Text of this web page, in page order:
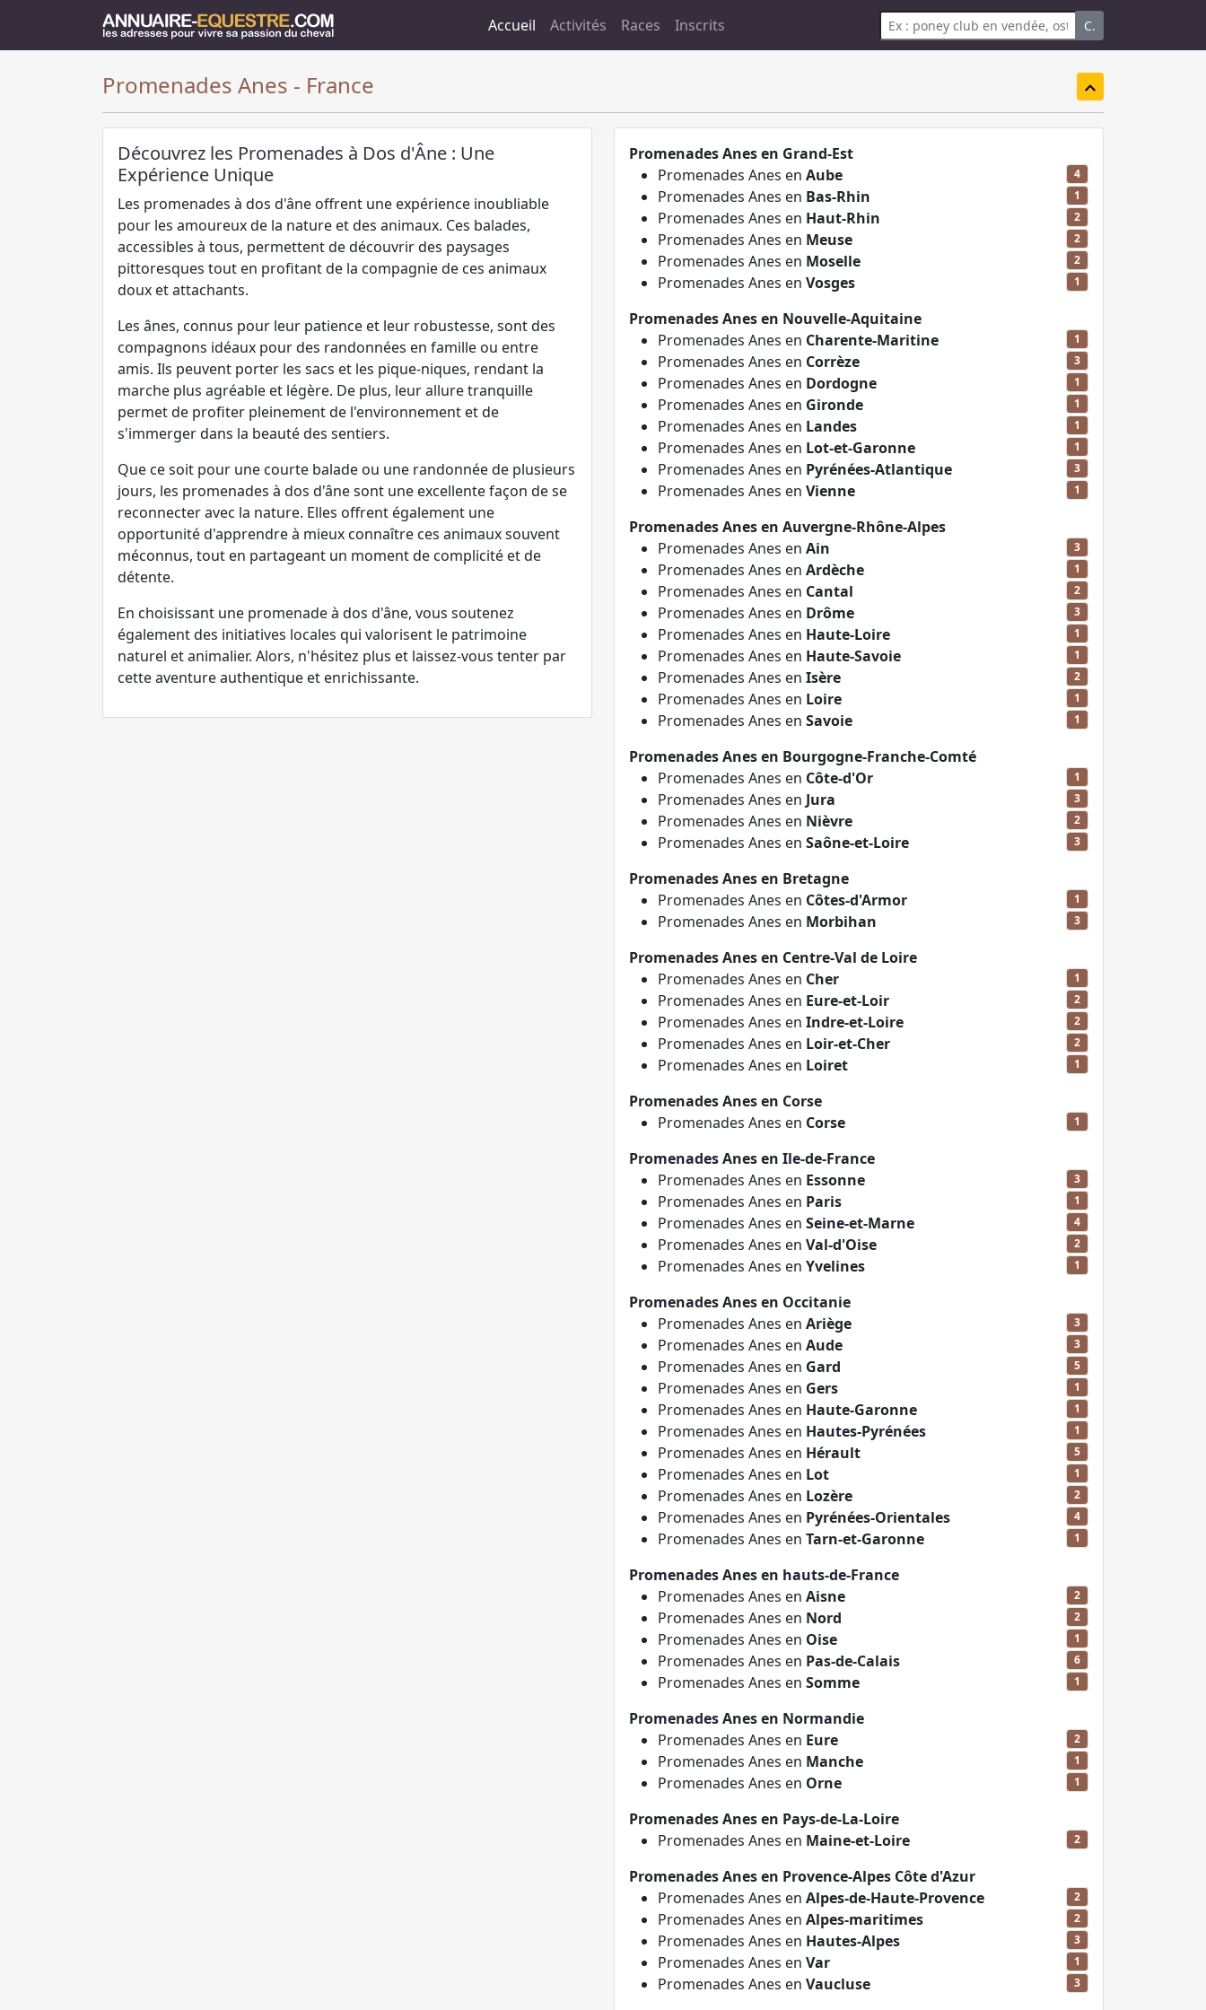
Accueil Activités Races Inscrits C.
Promenades Anes - France
Découvrez les Promenades à Dos d'Âne : Une
Expérience Unique
Les promenades à dos d'âne offrent une expérience inoubliable
pour les amoureux de la nature et des animaux. Ces balades,
accessibles à tous, permettent de découvrir des paysages
pittoresques tout en profitant de la compagnie de ces animaux
doux et attachants.
Les ânes, connus pour leur patience et leur robustesse, sont des
compagnons idéaux pour des randonnées en famille ou entre
amis. Ils peuvent porter les sacs et les pique-niques, rendant la
marche plus agréable et légère. De plus, leur allure tranquille
permet de profiter pleinement de l'environnement et de
s'immerger dans la beauté des sentiers.
Que ce soit pour une courte balade ou une randonnée de plusieurs
jours, les promenades à dos d'âne sont une excellente façon de se
reconnecter avec la nature. Elles offrent également une
opportunité d'apprendre à mieux connaître ces animaux souvent
méconnus, tout en partageant un moment de complicité et de
détente.
En choisissant une promenade à dos d'âne, vous soutenez
également des initiatives locales qui valorisent le patrimoine
naturel et animalier. Alors, n'hésitez plus et laissez-vous tenter par
cette aventure authentique et enrichissante.
Promenades Anes en Grand-Est
Promenades Anes en Aube 4
Promenades Anes en Bas-Rhin 1
Promenades Anes en Haut-Rhin 2
Promenades Anes en Meuse 2
Promenades Anes en Moselle 2
Promenades Anes en Vosges 1
Promenades Anes en Nouvelle-Aquitaine
Promenades Anes en Charente-Maritine 1
Promenades Anes en Corrèze 3
Promenades Anes en Dordogne 1
Promenades Anes en Gironde 1
Promenades Anes en Landes 1
Promenades Anes en Lot-et-Garonne 1
Promenades Anes en Pyrénées-Atlantique 3
Promenades Anes en Vienne 1
Promenades Anes en Auvergne-Rhône-Alpes
Promenades Anes en Ain 3
Promenades Anes en Ardèche 1
Promenades Anes en Cantal 2
Promenades Anes en Drôme 3
Promenades Anes en Haute-Loire 1
Promenades Anes en Haute-Savoie 1
Promenades Anes en Isère 2
Promenades Anes en Loire 1
Promenades Anes en Savoie 1
Promenades Anes en Bourgogne-Franche-Comté
Promenades Anes en Côte-d'Or 1
Promenades Anes en Jura 3
Promenades Anes en Nièvre 2
Promenades Anes en Saône-et-Loire 3
Promenades Anes en Bretagne
Promenades Anes en Côtes-d'Armor 1
Promenades Anes en Morbihan 3
Promenades Anes en Centre-Val de Loire
Promenades Anes en Cher 1
Promenades Anes en Eure-et-Loir 2
Promenades Anes en Indre-et-Loire 2
Promenades Anes en Loir-et-Cher 2
Promenades Anes en Loiret 1
Promenades Anes en Corse
Promenades Anes en Corse 1
Promenades Anes en Ile-de-France
Promenades Anes en Essonne 3
Promenades Anes en Paris 1
Promenades Anes en Seine-et-Marne 4
Promenades Anes en Val-d'Oise 2
Promenades Anes en Yvelines 1
Promenades Anes en Occitanie
Promenades Anes en Ariège 3
Promenades Anes en Aude 3
Promenades Anes en Gard 5
Promenades Anes en Gers 1
Promenades Anes en Haute-Garonne 1
Promenades Anes en Hautes-Pyrénées 1
Promenades Anes en Hérault 5
Promenades Anes en Lot 1
Promenades Anes en Lozère 2
Promenades Anes en Pyrénées-Orientales 4
Promenades Anes en Tarn-et-Garonne 1
Promenades Anes en hauts-de-France
Promenades Anes en Aisne 2
Promenades Anes en Nord 2
Promenades Anes en Oise 1
Promenades Anes en Pas-de-Calais 6
Promenades Anes en Somme 1
Promenades Anes en Normandie
Promenades Anes en Eure 2
Promenades Anes en Manche 1
Promenades Anes en Orne 1
Promenades Anes en Pays-de-La-Loire
Promenades Anes en Maine-et-Loire 2
Promenades Anes en Provence-Alpes Côte d'Azur
Promenades Anes en Alpes-de-Haute-Provence 2
Promenades Anes en Alpes-maritimes 2
Promenades Anes en Hautes-Alpes 3
Promenades Anes en Var 1
Promenades Anes en Vaucluse 3